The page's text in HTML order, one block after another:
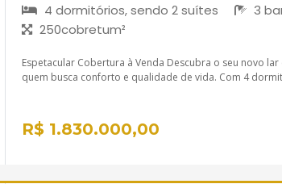
4 dormitórios, sendo 2 suítes 3
250cobretum²
Espetacular Cobertura à Venda Descubra o seu novo
quem busca conforto e qualidade de vida. Com 4
R$ 1.830.000,00